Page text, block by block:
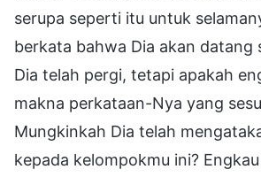
serupa seperti itu untuk
berkata bahwa Dia akan datang
Dia telah pergi, tetapi apakah
makna perkataan-Nya yang
Mungkinkah Dia telah
kepada kelompokmu ini?